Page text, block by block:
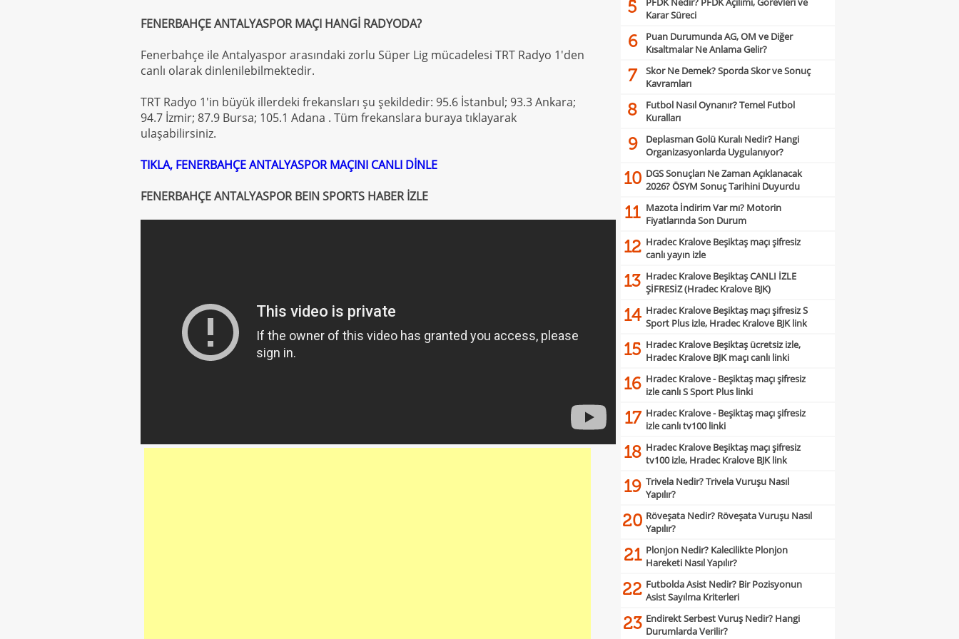
FENERBAHÇE ANTALYASPOR MAÇI HANGİ RADYODA?
Fenerbahçe ile Antalyaspor arasındaki zorlu Süper Lig mücadelesi TRT Radyo 1'den
canlı olarak dinlenilebilmektedir.
TRT Radyo 1'in büyük illerdeki frekansları şu şekildedir: 95.6 İstanbul; 93.3 Ankara;
94.7 İzmir; 87.9 Bursa; 105.1 Adana . Tüm frekanslara buraya tıklayarak
ulaşabilirsiniz.
TIKLA, FENERBAHÇE ANTALYASPOR MAÇINI CANLI DİNLE
FENERBAHÇE ANTALYASPOR BEIN SPORTS HABER İZLE
5
Karar Süreci
6
Puan Durumunda AG, OM ve Diğer
Kısaltmalar Ne Anlama Gelir?
7
Skor Ne Demek? Sporda Skor ve Sonuç
Kavramları
8
Futbol Nasıl Oynanır? Temel Futbol
Kuralları
9
Deplasman Golü Kuralı Nedir? Hangi
Organizasyonlarda Uygulanıyor?
10 DGS Sonuçları Ne Zaman Açıklanacak
2026? ÖSYM Sonuç Tarihini Duyurdu
11 Mazota İndirim Var mı? Motorin
Fiyatlarında Son Durum
12 Hradec Kralove Beşiktaş maçı şifresiz
canlı yayın izle
13 Hradec Kralove Beşiktaş CANLI İZLE
ŞİFRESİZ (Hradec Kralove BJK)
14 Hradec Kralove Beşiktaş maçı şifresiz S
Sport Plus izle, Hradec Kralove BJK link
15 Hradec Kralove Beşiktaş ücretsiz izle,
Hradec Kralove BJK maçı canlı linki
16 Hradec Kralove - Beşiktaş maçı şifresiz
izle canlı S Sport Plus linki
17 Hradec Kralove - Beşiktaş maçı şifresiz
izle canlı tv100 linki
18 Hradec Kralove Beşiktaş maçı şifresiz
tv100 izle, Hradec Kralove BJK link
19 Trivela Nedir? Trivela Vuruşu Nasıl
Yapılır?
20 Röveşata Nedir? Röveşata Vuruşu Nasıl
Yapılır?
21 Plonjon Nedir? Kalecilikte Plonjon
Hareketi Nasıl Yapılır?
22 Futbolda Asist Nedir? Bir Pozisyonun
Asist Sayılma Kriterleri
23 Endirekt Serbest Vuruş Nedir? Hangi
Durumlarda Verilir?